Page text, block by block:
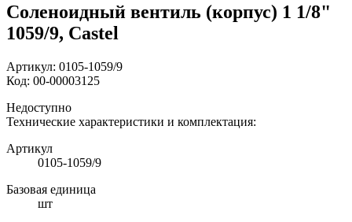
Соленоидный вентиль (корпус) 1 1/8"
1059/9, Castel
Артикул: 0105-1059/9
Код: 00-00003125
Недоступно
Технические характеристики и комплектация:
Артикул
0105-1059/9
Базовая единица
шт